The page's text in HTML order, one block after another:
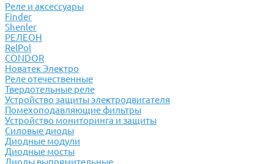
Реле и аксессуары
Finder
Shenler
РЕЛЕОН
RelPol
CONDOR
Новатек Электро
Реле отечественные
Твердотельные реле
Устройство защиты электродвигателя
Помехоподавляющие фильтры
Устройство мониторинга и защиты
Силовые диоды
Диодные модули
Диодные мосты
Диоды выпрямительные